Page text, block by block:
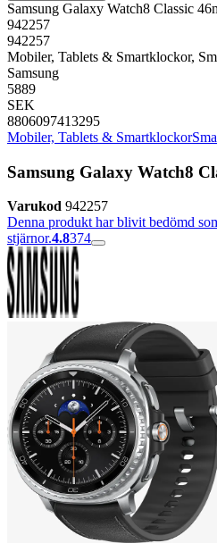
Samsung Galaxy Watch8 Classic
942257
942257
Mobiler, Tablets & Smartklockor,
Samsung
5889
SEK
8806097413295
Mobiler, Tablets & Smartklockor
Samsung Galaxy Watch8
Varukod 942257
Denna produkt har blivit bedömd
stjärnor.4.8374